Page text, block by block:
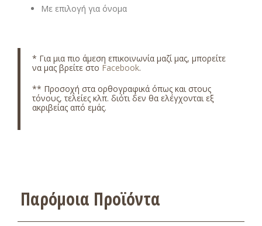
Με επιλογή για όνομα
* Για μια πιο άμεση επικοινωνία μαζί μας, μπορείτε
να μας βρείτε στο Facebook.
** Προσοχή στα ορθογραφικά όπως και στους
τόνους, τελείες κλπ. διότι δεν θα ελέγχονται εξ
ακριβείας από εμάς.
Παρόμοια Προϊόντα